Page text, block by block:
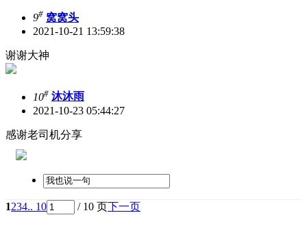
9# 窝窝头
2021-10-21 13:59:38
谢谢大神
10# 沐沐雨
2021-10-23 05:44:27
感谢老司机分享
1234.. 10 / 10 页下一页